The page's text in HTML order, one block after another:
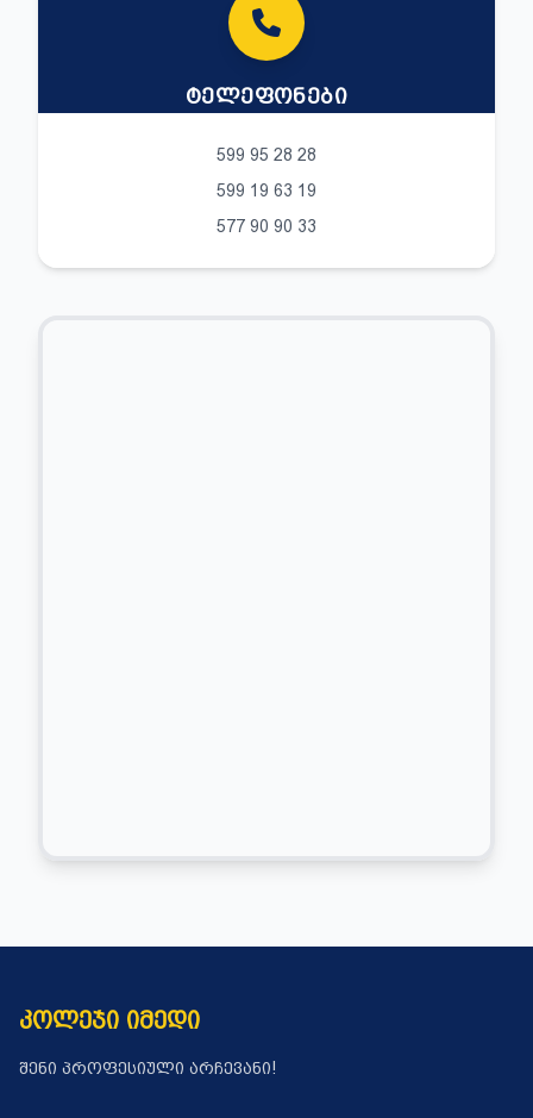
ᲢᲔᲚᲔᲤᲝᲜᲔᲑᲘ
599 95 28 28
599 19 63 19
577 90 90 33
ᲙᲝᲚᲔᲯᲘ ᲘᲛᲔᲓᲘ
ᲨᲔᲜᲘ ᲞᲠᲝᲤᲔᲡᲘᲣᲚᲘ ᲐᲠᲩᲔᲕᲐᲜᲘ!